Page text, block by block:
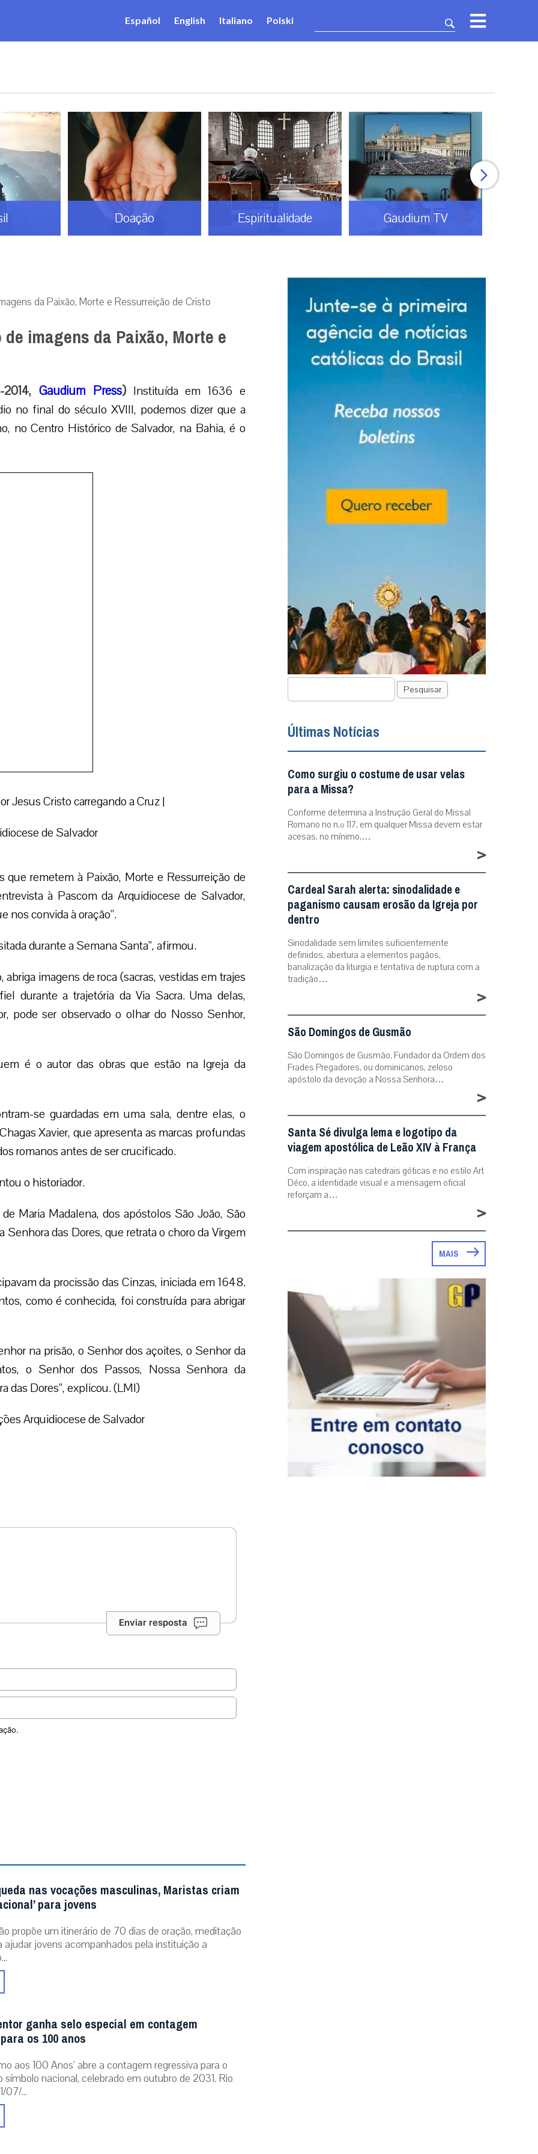
Español English Italiano Polski
Doação Espiritualidade Gaudium TV
da Paixão, Morte e Ressurreição de Cristo
imagens da Paixão, Morte e
Gaudium Press)Instituída em 1636 e
no final do século XVIII, podemos dizer que a
no Centro Histórico de Salvador, na Bahia, é o
se guardadas em uma sala, dentre elas, o
romanos antes de ser crucificado.
o historiador.
Maria Madalena, dos apóstolos São João, São
das Dores, que retrata o choro da Virgem
da procissão das Cinzas, iniciada em 1648.
como é conhecida, foi construída para abrigar
na prisão, o Senhor dos açoites, o Senhor da
o Senhor dos Passos, Nossa Senhora da
Dores”, explicou. (LMI)
Arquidiocese de Salvador
propõe um itinerário de 70 dias de oração, meditação
ajudar jovens acompanhados pela instituição a
ganha selo especial em contagem
os 100 anos
Pesquisar
Últimas Notícias
Como surgiu o costume de usar velas
para a Missa?
Conforme determina a Instrução Geral do Missal
Romano no n.º 117, em qualquer Missa devem estar
acesas, no mínimo,…
>
Cardeal Sarah alerta: sinodalidade e
paganismo causam erosão da Igreja por
dentro
Sinodalidade sem limites suficientemente
definidos, abertura a elementos pagãos,
banalização da liturgia e tentativa de ruptura com a
tradição…
>
São Domingos de Gusmão
São Domingos de Gusmão, Fundador da Ordem dos
Frades Pregadores, ou dominicanos, zeloso
apóstolo da devoção a Nossa Senhora…
>
Santa Sé divulga lema e logotipo da
viagem apostólica de Leão XIV à França
Com inspiração nas catedrais góticas e no estilo Art
Déco, a identidade visual e a mensagem oficial
reforçam a…
>
MAIS
RECEBA NOSSO BOLETIM DIÁRIO
QUERO RECEBER
info@gaudiumpress.org